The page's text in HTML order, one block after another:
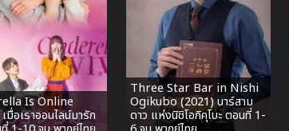
Is Online
มื่อเราออนไลน์มารัก
Three Star Bar in Nishi
Ogikubo (2021) บาร์สาม
ดาว แห่งนิชิโอกิคุโบะ ตอนที่ 1-